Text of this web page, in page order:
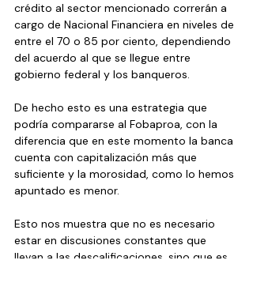
crédito al sector mencionado correrán a
cargo de Nacional Financiera en niveles de
entre el 70 o 85 por ciento, dependiendo
del acuerdo al que se llegue entre
gobierno federal y los banqueros.
De hecho esto es una estrategia que
podría compararse al Fobaproa, con la
diferencia que en este momento la banca
cuenta con capitalización más que
suficiente y la morosidad, como lo hemos
apuntado es menor.
Esto nos muestra que no es necesario
estar en discusiones constantes que
llevan a las descalificaciones, sino que es